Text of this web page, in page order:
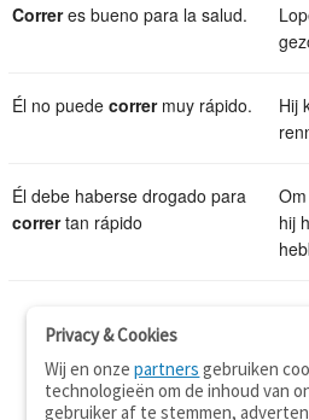
Correres bueno para la salud.
Él no puede corrermuy rápido.
Hij
Él debe haberse drogado para
corrertan rápido
hij
Privacy & Cookies
Wij en onzepartners gebruiken
technologieën om de inhoud van
gebruiker af te stemmen,